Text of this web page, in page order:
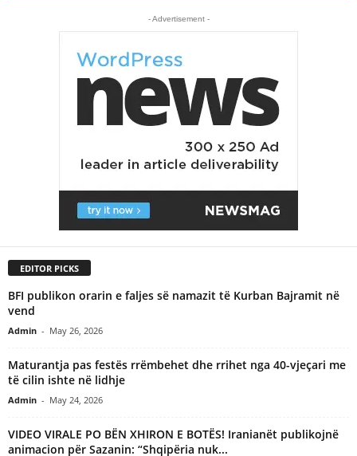
- Advertisement -
EDITOR PICKS
BFI publikon orarin e faljes së namazit të Kurban Bajramit në
vend
Admin - May 26, 2026
Maturantja pas festës rrëmbehet dhe rrihet nga 40-vjeçari me
të cilin ishte në lidhje
Admin - May 24, 2026
VIDEO VIRALE PO BËN XHIRON E BOTËS! Iranianët publikojnë
animacion për Sazanin: “Shqipëria nuk...